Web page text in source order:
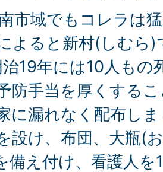
市域でもコレラは
よると新村(しむら
19年には10人もの
防手当を厚くする
に漏れなく配布し
設け、布団、大瓶(
備え付け、看護人を